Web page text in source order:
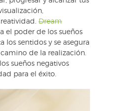
Dream
el poder de los sueños
los sentidos y se asegura
de la realización.
sueños negativos
para el éxito.